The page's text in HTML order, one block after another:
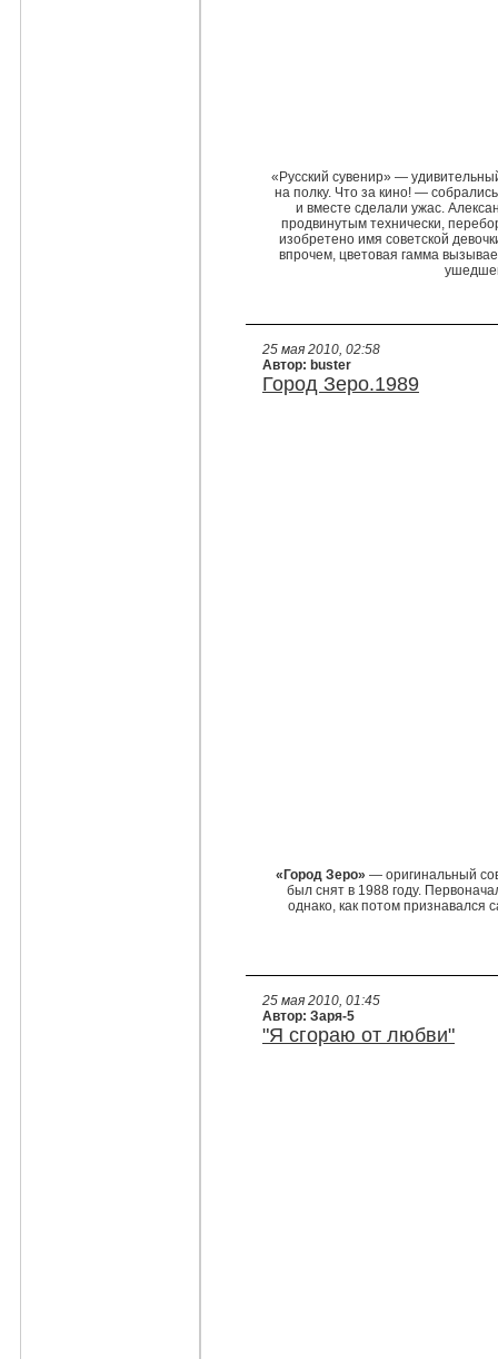
«Русский сувенир» —
на полку. Что за кино! —
и вместе сделали ужас.
продвинутым технически,
изобретено имя советской
впрочем, цветовая гамма
25 мая 2010, 02:58
Автор: buster
Город Зеро.1989
«Город Зеро» — оригинальный
был снят в 1988 году.
однако, как потом
25 мая 2010, 01:45
Автор: Заря-5
"Я сгораю от любви"